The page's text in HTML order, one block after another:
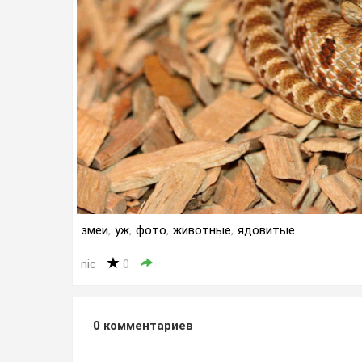
змеи, уж, фото, животные, ядовитые
nic 0
0 комментариев